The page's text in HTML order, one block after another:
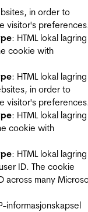
in order to
visitor's
: HTML lokal lagring
cookie with
: HTML lokal lagring
in order to
visitor's
: HTML lokal lagring
cookie with
: HTML lokal lagring
ID. The cookie
across many
informasjonskapsel